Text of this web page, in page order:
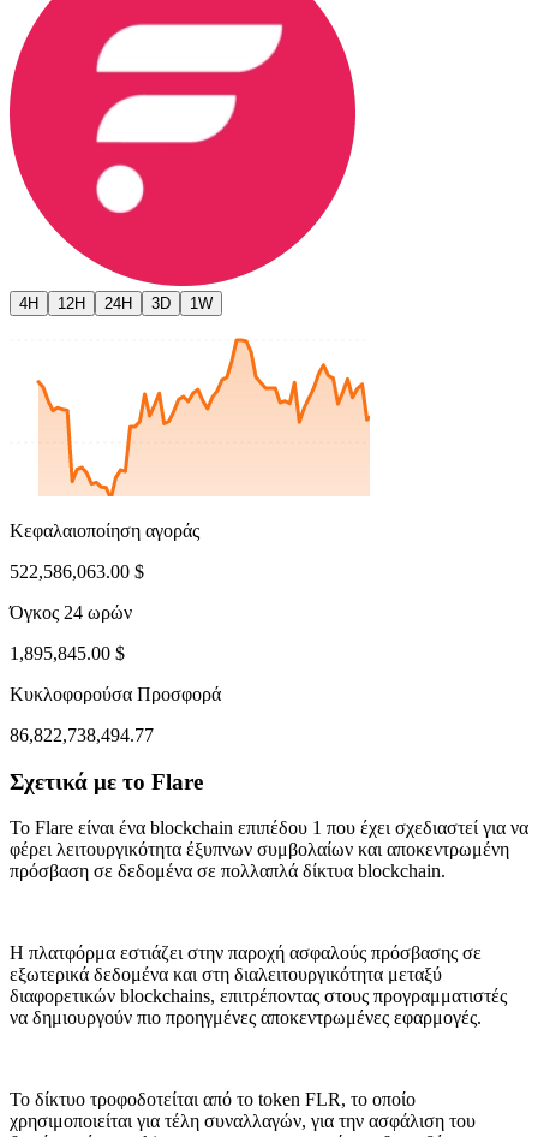
4H 12H 24H 3D 1W
1, 05:37 AM
Κεφαλαιοποίηση αγοράς
522,586,063.00 $
Όγκος 24 ωρών
1,895,845.00 $
Κυκλοφορούσα Προσφορά
86,822,738,494.77
Σχετικά με το Flare
Το Flare είναι ένα blockchain επιπέδου 1 που έχει σχεδιαστεί για να
φέρει λειτουργικότητα έξυπνων συμβολαίων και αποκεντρωμένη
πρόσβαση σε δεδομένα σε πολλαπλά δίκτυα blockchain.
Η πλατφόρμα εστιάζει στην παροχή ασφαλούς πρόσβασης σε
εξωτερικά δεδομένα και στη διαλειτουργικότητα μεταξύ
διαφορετικών blockchains, επιτρέποντας στους προγραμματιστές
να δημιουργούν πιο προηγμένες αποκεντρωμένες εφαρμογές.
Το δίκτυο τροφοδοτείται από το token FLR, το οποίο
χρησιμοποιείται για τέλη συναλλαγών, για την ασφάλιση του